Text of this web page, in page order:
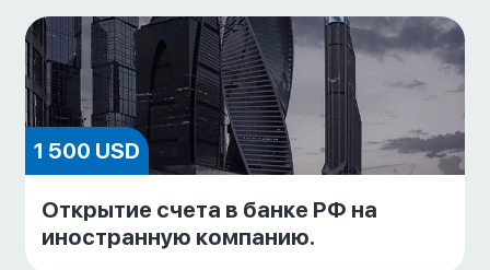
1 500 USD
Открытие счета в банке РФ на
иностранную компанию.